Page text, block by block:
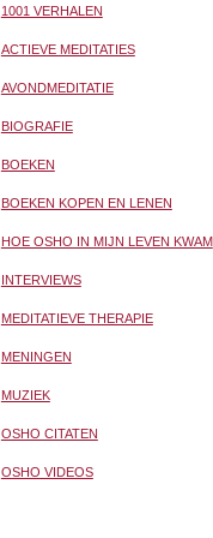
1001 VERHALEN
ACTIEVE MEDITATIES
AVONDMEDITATIE
BIOGRAFIE
BOEKEN
BOEKEN KOPEN EN LENEN
HOE OSHO IN MIJN LEVEN KWAM
INTERVIEWS
MEDITATIEVE THERAPIE
MENINGEN
MUZIEK
OSHO CITATEN
OSHO VIDEOS